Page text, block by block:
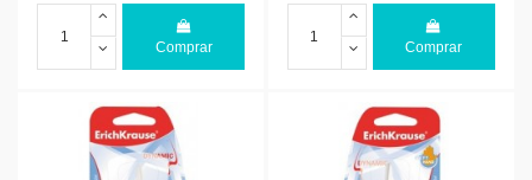
Comprar Comprar